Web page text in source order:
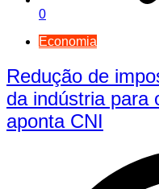
0
Economia
Redução de
da indústria para
aponta CNI